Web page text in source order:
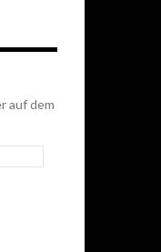
auf dem